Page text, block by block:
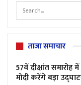
ताजा समाचार
57वें दीक्षांत समारोह
मोदी करेंगे बड़ा